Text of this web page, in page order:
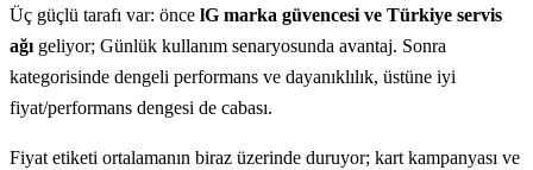
Üç güçlü tarafı var: önce lG marka güvencesi ve Türkiye servis
ağıgeliyor; Günlük kullanım senaryosunda avantaj. Sonra
kategorisinde dengeli performans ve dayanıklılık, üstüne iyi
fiyat/performans dengesi de cabası.
Fiyat etiketi ortalamanın biraz üzerinde duruyor; kart kampanyası ve